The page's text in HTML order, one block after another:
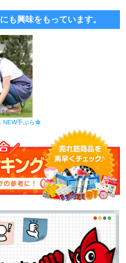
も興味をもっています。
NEW手ぶら傘